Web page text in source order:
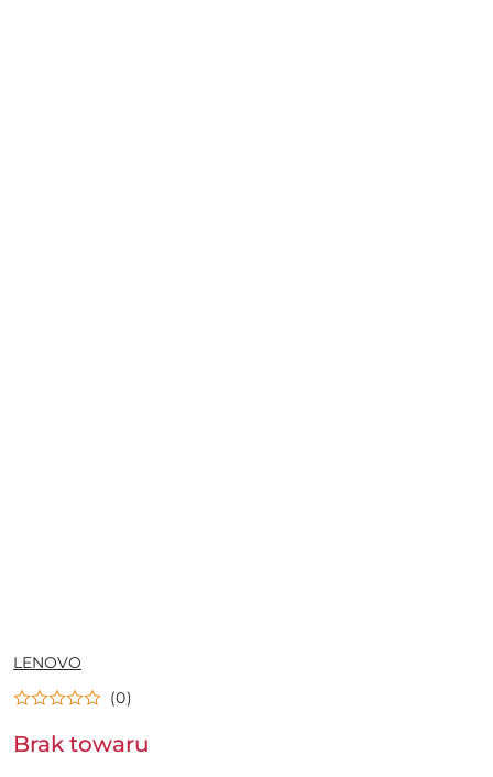
NAZWA
PRODUCENTA:
LENOVO
(0)
Brak towaru